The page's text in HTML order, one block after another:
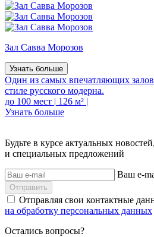
Зал Савва Морозов
Узнать больше
Один из самых впечатляющих
стиле русского модерна.
до 100 мест | 126 м² |
Узнать больше
Будьте в курсе актуальных
и специальных предложений
Ваш e-
Отправить
Отправляя свои контактные
на обработку персональных данных
Остались вопросы?